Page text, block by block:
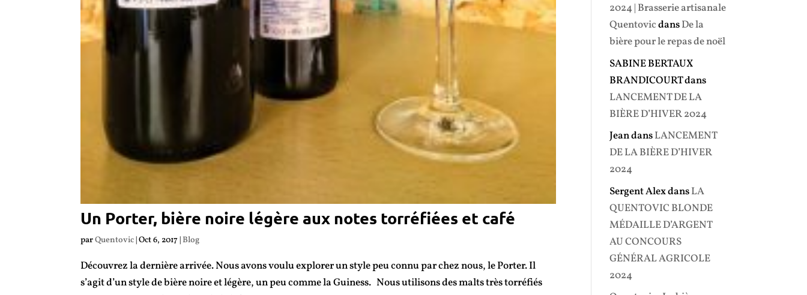
Un Porter, bière noire légère aux notes torréfiées et café
parQuentovic |Oct 6, 2017 |Blog
Découvrez la dernière arrivée. Nous avons voulu explorer un style peu connu par chez nous, le Porter. Il
s’agit d’un style de bière noire et légère, un peu comme la Guiness. Nous utilisons des malts très torréfiés
2024 | Brasserie artisanale
QuentovicdansDe la
bière pour le repas de noël
SABINE BERTAUX
BRANDICOURTdans
LANCEMENT DE LA
BIÈRE D’HIVER 2024
JeandansLANCEMENT
DE LA BIÈRE D’HIVER
2024
Sergent AlexdansLA
QUENTOVIC BLONDE
MÉDAILLE D’ARGENT
AU CONCOURS
GÉNÉRAL AGRICOLE
2024